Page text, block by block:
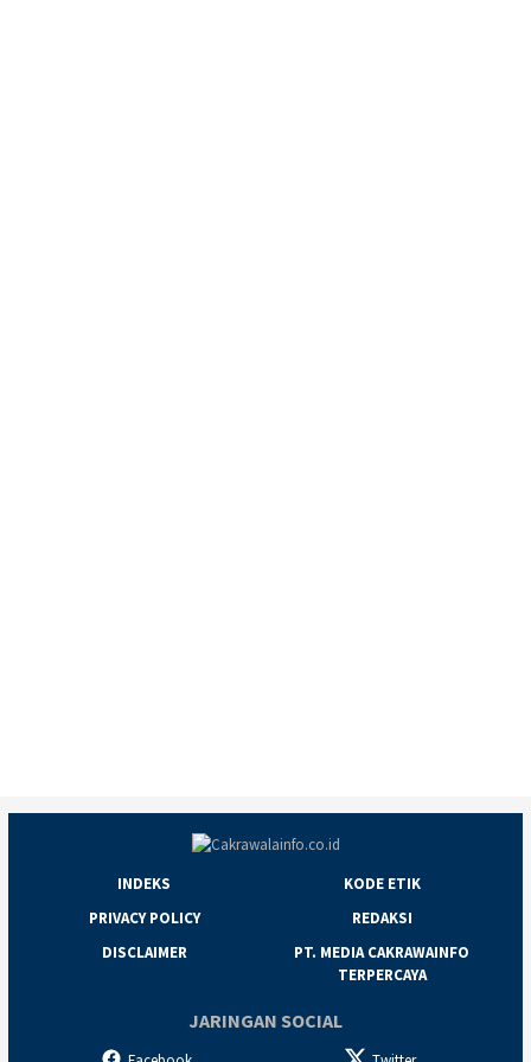
INDEKS
KODE ETIK
PRIVACY POLICY
REDAKSI
DISCLAIMER
PT. MEDIA CAKRAWAINFO
TERPERCAYA
JARINGAN SOCIAL